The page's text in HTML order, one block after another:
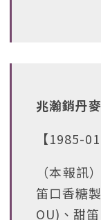
兆瀚銷丹
【1985-
（本報訊
笛口香糖
OU)、甜